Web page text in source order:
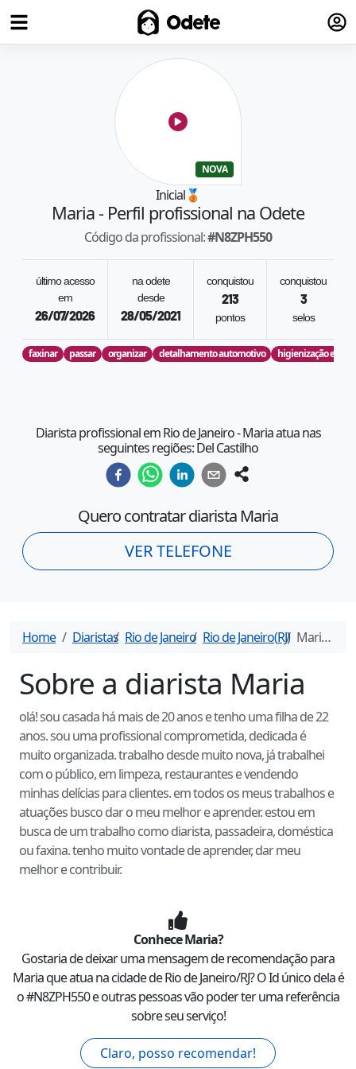
Odete
NOVA
Inicial🥉
Maria- Perfil profissional na Odete
Código da profissional:#N8ZPH550
último acesso
em
26/07/2026
na odete
desde
28/05/2021
conquistou
213
pontos
conquistou
3
selos
faxinar passar organizar detalhamento automotivo higienização e
Diarista profissional em Rio de Janeiro - Maria atua nas
seguintes regiões: Del Castilho
Quero contratar diarista Maria
VER TELEFONE
Home Diaristas Rio de Janeiro Rio de Janeiro(RJ) Maria -
Sobre a diarista Maria
olá! sou casada há mais de 20 anos e tenho uma filha de 22
anos. sou uma profissional comprometida, dedicada é
muito organizada. trabalho desde muito nova, já trabalhei
com o público, em limpeza, restaurantes e vendendo
minhas delícias para clientes. em todos os meus trabalhos e
atuações busco dar o meu melhor e aprender. estou em
busca de um trabalho como diarista, passadeira, doméstica
ou faxina. tenho muito vontade de aprender, dar meu
melhor e contribuir.
ConheceMaria?
Gostaria de deixar uma mensagem de recomendação para
Mariaque atua na cidade deRio de Janeiro/RJ? O Id único dela é
o #N8ZPH550e outras pessoas vão poder ter uma referência
sobre seu serviço!
Claro, posso recomendar!